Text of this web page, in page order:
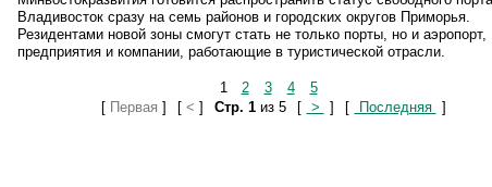
Владивосток сразу на семь районов и городских округов Приморья.
Резидентами новой зоны смогут стать не только порты, но и аэропорт,
предприятия и компании, работающие в туристической отрасли.
1 2 3 4
5
[Первая ] [< ] Стр. 1из 5 [ > ] [ Последняя ]